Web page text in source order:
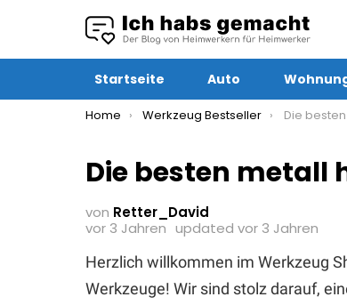
Startseite Auto
You are here:
Home Werkzeug Bestseller Die besten
Die besten metall
von Retter_David
vor 3 Jahren updated vor 3 Jahren
Herzlich willkommen im Werkzeug
Werkzeuge! Wir sind stolz darauf,